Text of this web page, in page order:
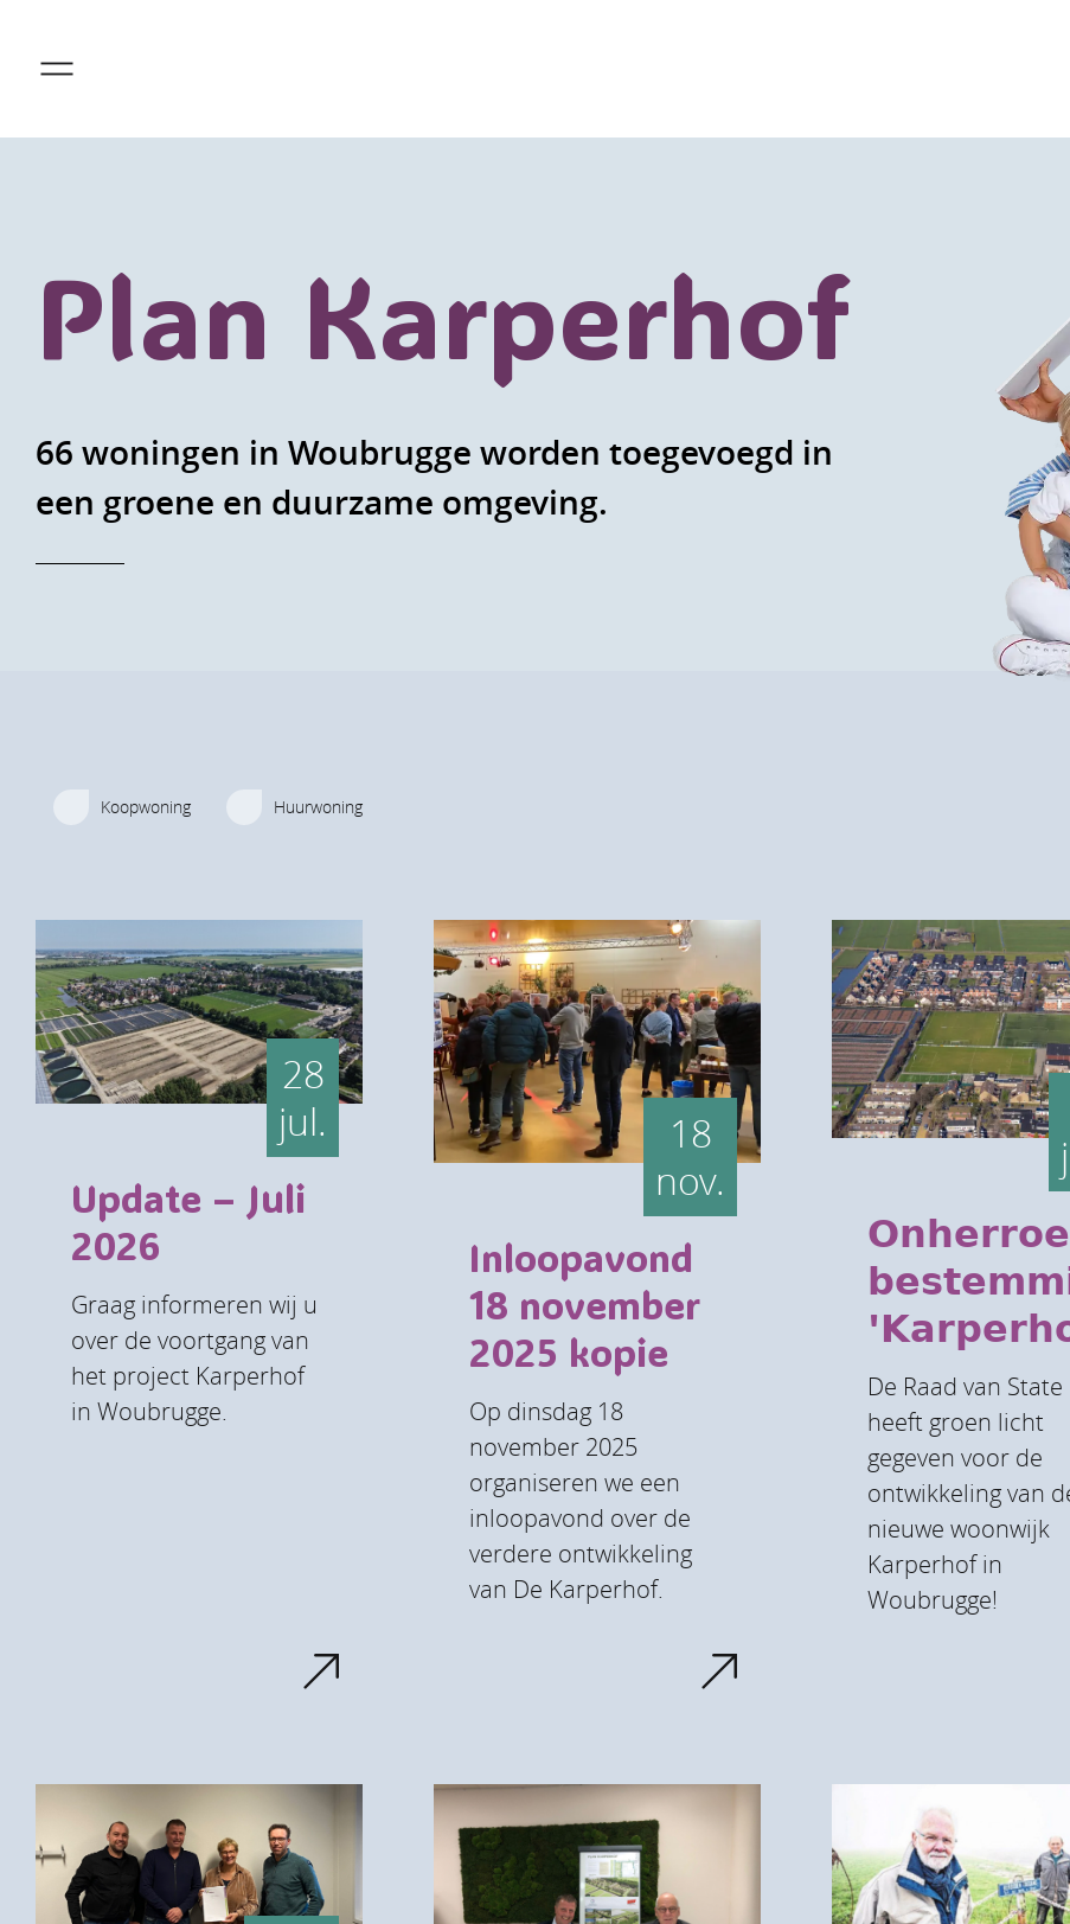
Plan Karperhof
66 woningen in Woubrugge worden toegevoegd in
een groene en duurzame omgeving.
Koopwoning Huurwoning
28
jul.
Update – Juli
2026
Graag informeren wij u
over de voortgang van
het project Karperhof
in Woubrugge.
18
nov.
Inloopavond
18 november
2025 kopie
Op dinsdag 18
november 2025
organiseren we een
inloopavond over de
verdere ontwikkeling
van De Karperhof.
De Raad van State
heeft groen licht
gegeven voor de
ontwikkeling van
nieuwe woonwijk
Karperhof in
Woubrugge!